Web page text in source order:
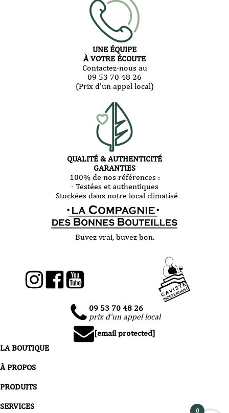
UNE ÉQUIPE
À VOTRE ÉCOUTE
Contactez-nous au
09 53 70 48 26
(Prix d'un appel local)
QUALITÉ & AUTHENTICITÉ
GARANTIES
100% de nos références :
- Testées et authentiques
- Stockées dans notre local climatisé
Buvez vrai, buvez bon.
09 53 70 48 26
prix d'un appel local
[email protected]
LA BOUTIQUE
À PROPOS
PRODUITS
SERVICES
0